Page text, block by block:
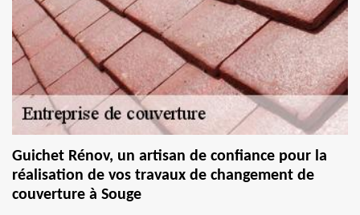
Guichet Rénov, un artisan de confiance pour la
réalisation de vos travaux de changement de
couverture à Souge